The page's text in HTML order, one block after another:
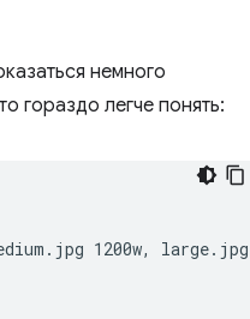
немного
гораздо легче понять:
1200w, large.jpg